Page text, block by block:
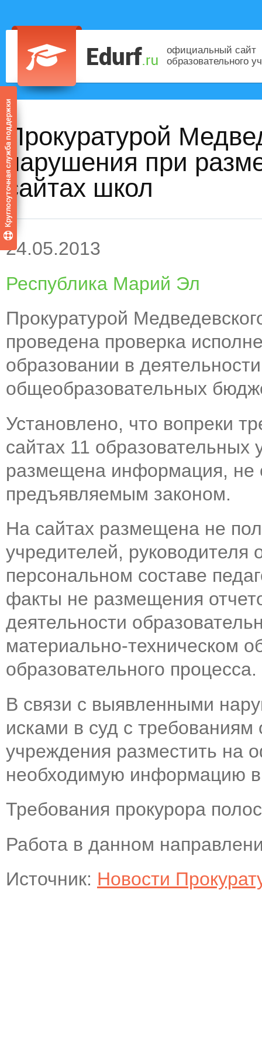
официальный сайт
образовательного
Прокуратурой
нарушения при
сайтах школ
24.05.2013
Республика Марий Эл
Прокуратурой
проведена проверка
образовании в
общеобразовательных
Установлено, что вопреки
сайтах 11
размещена информация, не
предъявляемым законом.
На сайтах размещена не
учредителей, руководителя
персональном составе
факты не размещения
деятельности
материально-техническом
образовательного процесса.
В связи с выявленными
исками в суд с требованиям
учреждения разместить на
необходимую информацию
Требования прокурора
Работа в данном
Источник: Новости